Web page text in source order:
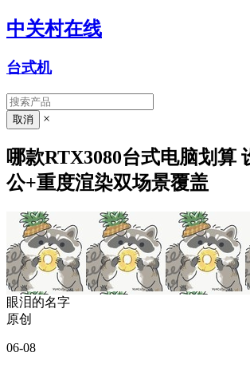
中关村在线
台式机
×
哪款RTX3080台式电脑划算
公+重度渲染双场景覆盖
眼泪的名字
原创
06-08